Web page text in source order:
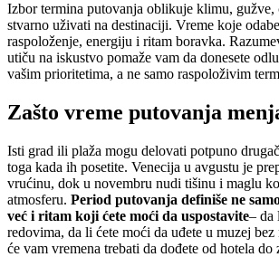
Izbor termina putovanja oblikuje klimu, gužve,
stvarno uživati na destinaciji. Vreme koje
raspoloženje, energiju i ritam boravka.
utiču na iskustvo pomaže vam da donesete
vašim prioritetima, a ne samo raspoloživim
Zašto vreme putovanja
Isti grad ili plaža mogu delovati potpuno
toga kada ih posetite. Venecija u avgustu je
vrućinu, dok u novembru nudi tišinu i maglu
atmosferu. Period putovanja definiše ne
već i ritam koji ćete moći da uspostavite– da
redovima, da li ćete moći da uđete u muzej
će vam vremena trebati da dođete od hotela do